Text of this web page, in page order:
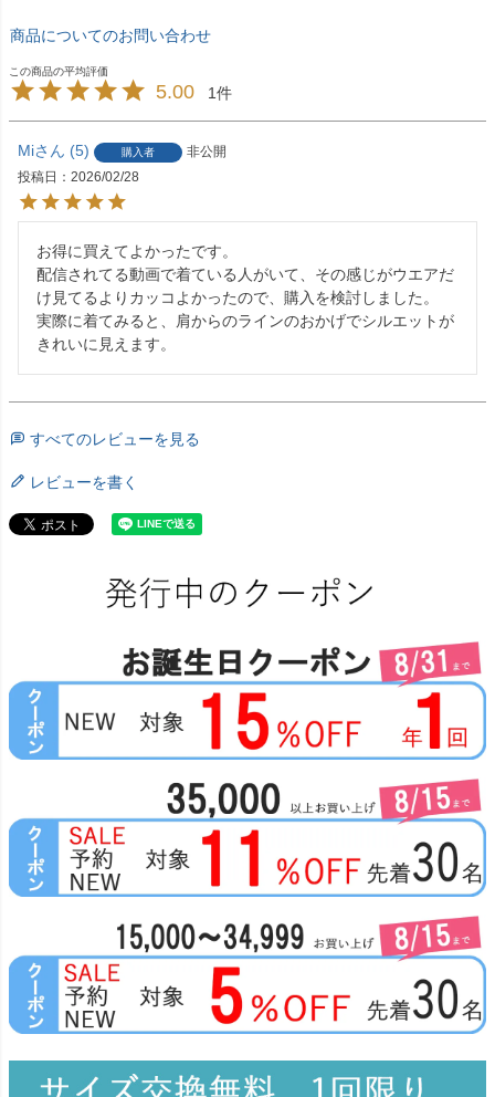
商品についてのお問い合わせ
5.00 1
Mi 5 購入者
非公開
投稿日
2026/02/28
お得に買えてよかったです。
配信されてる動画で着ている人がいて、その感じがウエアだ
け見てるよりカッコよかったので、購入を検討しました。
実際に着てみると、肩からのラインのおかげでシルエットが
きれいに見えます。
すべてのレビューを見る
レビューを書く